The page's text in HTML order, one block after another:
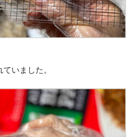
いました。